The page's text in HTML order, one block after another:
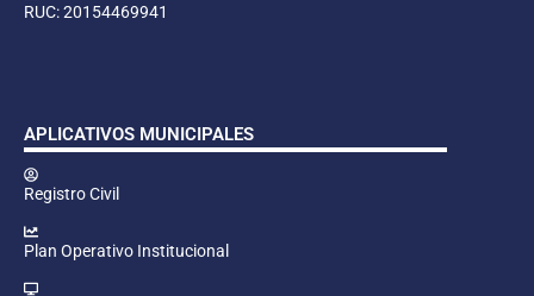
RUC: 20154469941
APLICATIVOS MUNICIPALES
Registro Civil
Plan Operativo Institucional